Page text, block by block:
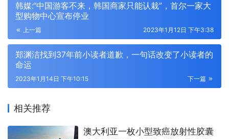
韩媒:“中国游客不来，韩国商家只能认栽”，首尔一家大
型购物中心宣布停业
上一篇 2023年1月12日 下午3:38
郑渊洁找到37年前小读者道歉，一句话改变了小读者的
命运
下一篇
2023年1月14日 下午10:15
相关推荐
澳大利亚一枚小型致癌放射性胶囊